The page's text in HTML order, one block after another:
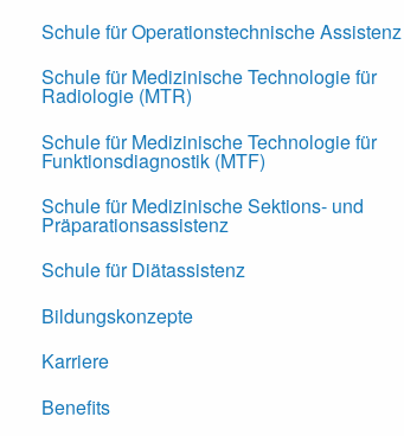
Schule für Operationstechnische Assistenz
Schule für Medizinische Technologie für
Radiologie (MTR)
Schule für Medizinische Technologie für
Funktionsdiagnostik (MTF)
Schule für Medizinische Sektions- und
Präparationsassistenz
Schule für Diätassistenz
Bildungskonzepte
Karriere
Benefits